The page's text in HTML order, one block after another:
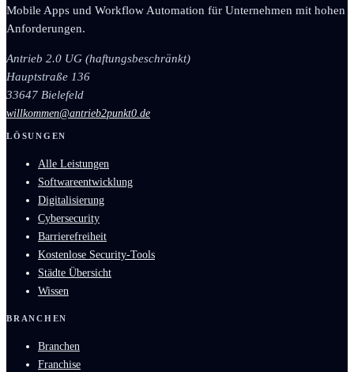
Mobile Apps und Workflow Automation für Unternehmen mit hohen
Anforderungen.
Antrieb 2.0 UG (haftungsbeschränkt)
Hauptstraße 136
33647 Bielefeld
willkommen@antrieb2punkt0.de
LÖSUNGEN
Alle Leistungen
Softwareentwicklung
Digitalisierung
Cybersecurity
Barrierefreiheit
Kostenlose Security-Tools
Städte Übersicht
Wissen
BRANCHEN
Branchen
Franchise